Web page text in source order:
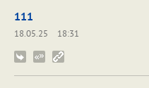
111
18.05.25
18:31